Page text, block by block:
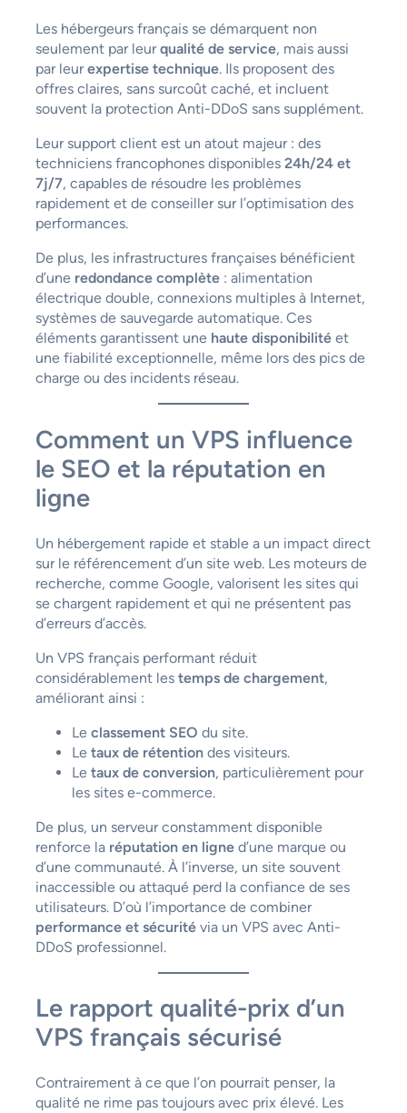
Les hébergeurs français se démarquent non
seulement par leurqualité de service, mais aussi
par leurexpertise technique. Ils proposent des
offres claires, sans surcoût caché, et incluent
souvent la protection Anti-DDoS sans supplément.
Leur support client est un atout majeur : des
techniciens francophones disponibles 24h/24 et
7j/7, capables de résoudre les problèmes
rapidement et de conseiller sur l’optimisation des
performances.
De plus, les infrastructures françaises bénéficient
d’une redondance complète: alimentation
électrique double, connexions multiples à Internet,
systèmes de sauvegarde automatique. Ces
éléments garantissent une haute disponibilitéet
une fiabilité exceptionnelle, même lors des pics de
charge ou des incidents réseau.
Comment un VPS influence
le SEO et la réputation en
ligne
Un hébergement rapide et stable a un impact direct
sur le référencement d’un site web. Les moteurs de
recherche, comme Google, valorisent les sites qui
se chargent rapidement et qui ne présentent pas
d’erreurs d’accès.
Un VPS français performant réduit
considérablement les temps de chargement,
améliorant ainsi :
Le classement SEO du site.
Le taux de rétentiondes visiteurs.
Le taux de conversion, particulièrement pour
les sites e-commerce.
De plus, un serveur constamment disponible
renforce la réputation en ligned’une marque ou
d’une communauté. À l’inverse, un site souvent
inaccessible ou attaqué perd la confiance de ses
utilisateurs. D’où l’importance de combiner
performance et sécuritévia un VPS avec Anti-
DDoS professionnel.
Le rapport qualité-prix d’un
VPS français sécurisé
Contrairement à ce que l’on pourrait penser, la
qualité ne rime pas toujours avec prix élevé. Les